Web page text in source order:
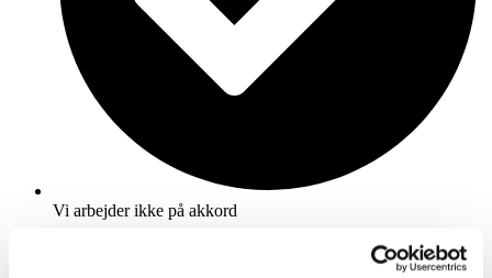
Vi arbejder ikke på akkord